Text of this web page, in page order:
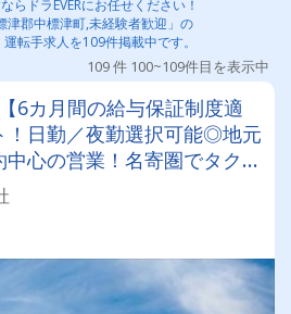
らドラEVERにお任せください！
津郡中標津町,未経験者歓迎」の
転手求人を109件掲載中です。
109 件 100~109件目を表示中
6カ月間の給与保証制度適
！日勤／夜勤選択可能◎地元
心の営業！名寄圏でタクシ
ませんか？